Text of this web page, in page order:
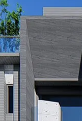
衛浴，居家空間寬
能室，空間利用彈性
與堅持，創造好宅。